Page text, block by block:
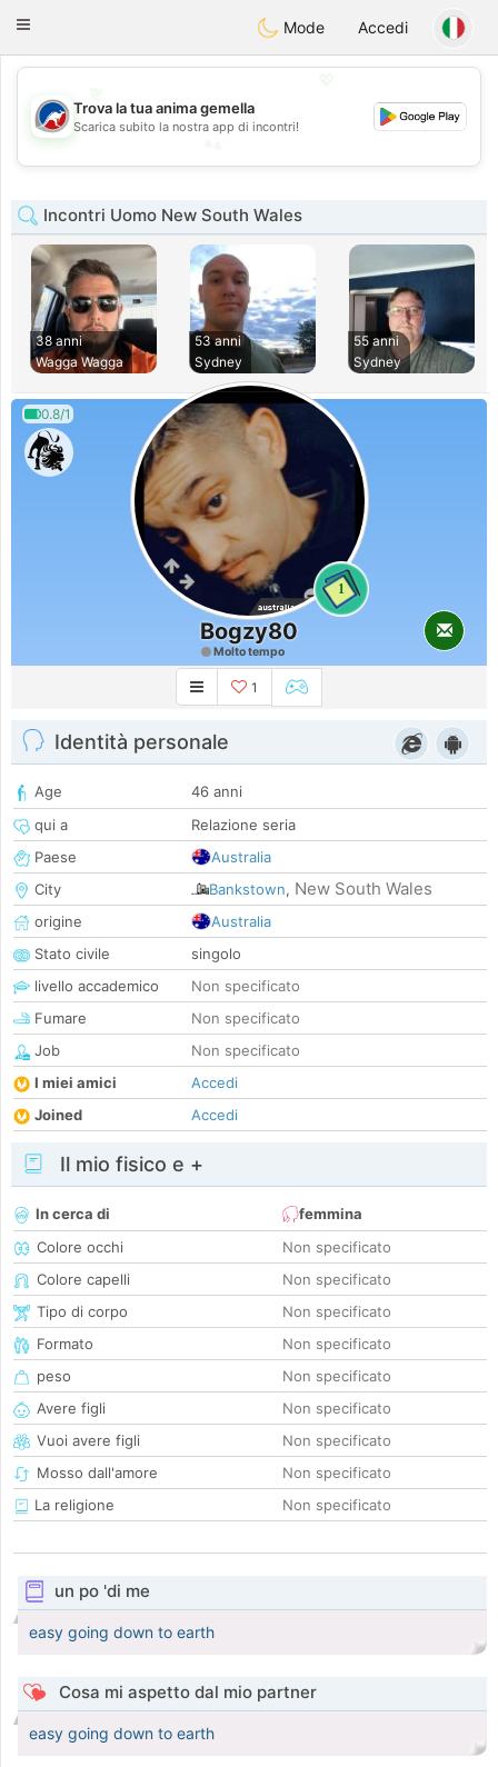
AustraliaChat
Toggle
Mode Accedi
💕
💕
Trova la tua anima gemella
Scarica subito la nostra app di incontri!
Incontri Uomo New South Wales
38 anni
Wagga Wagga
53 anni
Sydney
55 anni
Sydney
0.8/1
1
Bogzy80
Molto tempo
1
Identità personale
Age
46 anni
qui a
Relazione seria
Paese
Australia
City
Bankstown, New South Wales
origine
Australia
Stato civile
singolo
livello accademico
Non specificato
Fumare
Non specificato
Job
Non specificato
I miei amici
Accedi
Joined
Accedi
Il mio fisico e +
In cerca di
femmina
Colore occhi
Non specificato
Colore capelli
Non specificato
Tipo di corpo
Non specificato
Formato
Non specificato
peso
Non specificato
Avere figli
Non specificato
Vuoi avere figli
Non specificato
Mosso dall'amore
Non specificato
La religione
Non specificato
un po 'di me
easy going down to earth
Cosa mi aspetto dal mio partner
easy going down to earth